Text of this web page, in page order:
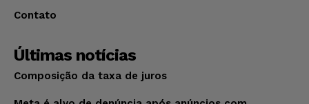
Contato
Últimas notícias
Composição da taxa de juros